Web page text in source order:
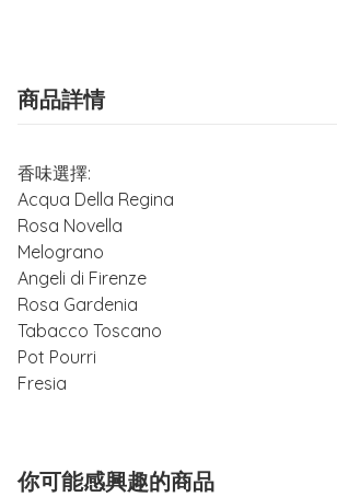
商品詳情
香味選擇:
Acqua Della Regina
Rosa Novella
Melograno
Angeli di Firenze
Rosa Gardenia
Tabacco Toscano
Pot Pourri
Fresia
你可能感興趣的商品